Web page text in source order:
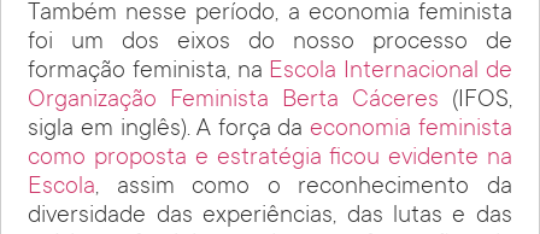
Também nesse período, a economia feminista
foi um dos eixos do nosso processo de
formação feminista, na Escola Internacional de
Organização Feminista Berta Cáceres (IFOS,
sigla em inglês). A força da economia feminista
como proposta e estratégia ficou evidente na
Escola, assim como o reconhecimento da
diversidade das experiências, das lutas e das